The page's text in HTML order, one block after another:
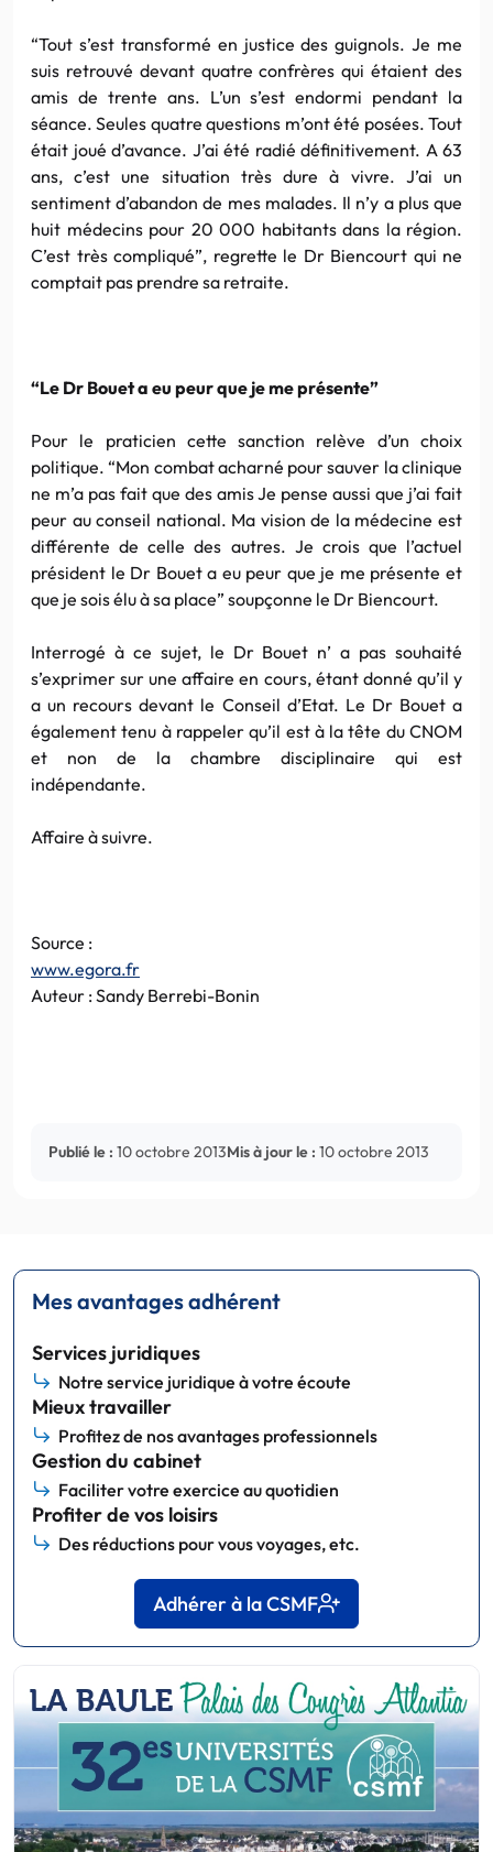
“Tout s’est transformé en justice des guignols. Je me
suis retrouvé devant quatre confrères qui étaient des
amis de trente ans. L’un s’est endormi pendant la
séance. Seules quatre questions m’ont été posées. Tout
était joué d’avance. J’ai été radié définitivement. A 63
ans, c’est une situation très dure à vivre. J’ai un
sentiment d’abandon de mes malades. Il n’y a plus que
huit médecins pour 20 000 habitants dans la région.
C’est très compliqué”, regrette le Dr Biencourt qui ne
comptait pas prendre sa retraite.
“Le Dr Bouet a eu peur que je me présente”
Pour le praticien cette sanction relève d’un choix
politique. “Mon combat acharné pour sauver la clinique
ne m’a pas fait que des amis Je pense aussi que j’ai fait
peur au conseil national. Ma vision de la médecine est
différente de celle des autres. Je crois que l’actuel
président le Dr Bouet a eu peur que je me présente et
que je sois élu à sa place” soupçonne le Dr Biencourt.
Interrogé à ce sujet, le Dr Bouet n’ a pas souhaité
s’exprimer sur une affaire en cours, étant donné qu’il y
a un recours devant le Conseil d’Etat. Le Dr Bouet a
également tenu à rappeler qu’il est à la tête du CNOM
et non de la chambre disciplinaire qui est
indépendante.
Affaire à suivre.
Source :
www.egora.fr
Auteur : Sandy Berrebi-Bonin
Publié le : 10 octobre 2013Mis à jour le : 10 octobre 2013
Mes avantages adhérent
Services juridiques
Notre service juridique à votre écoute
Mieux travailler
Profitez de nos avantages professionnels
Gestion du cabinet
Faciliter votre exercice au quotidien
Profiter de vos loisirs
Des réductions pour vous voyages, etc.
Adhérer à la CSMF